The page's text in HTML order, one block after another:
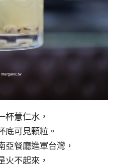
杯薏仁水，
底可見顆粒。
亞餐廳進軍台灣，
火不起來，